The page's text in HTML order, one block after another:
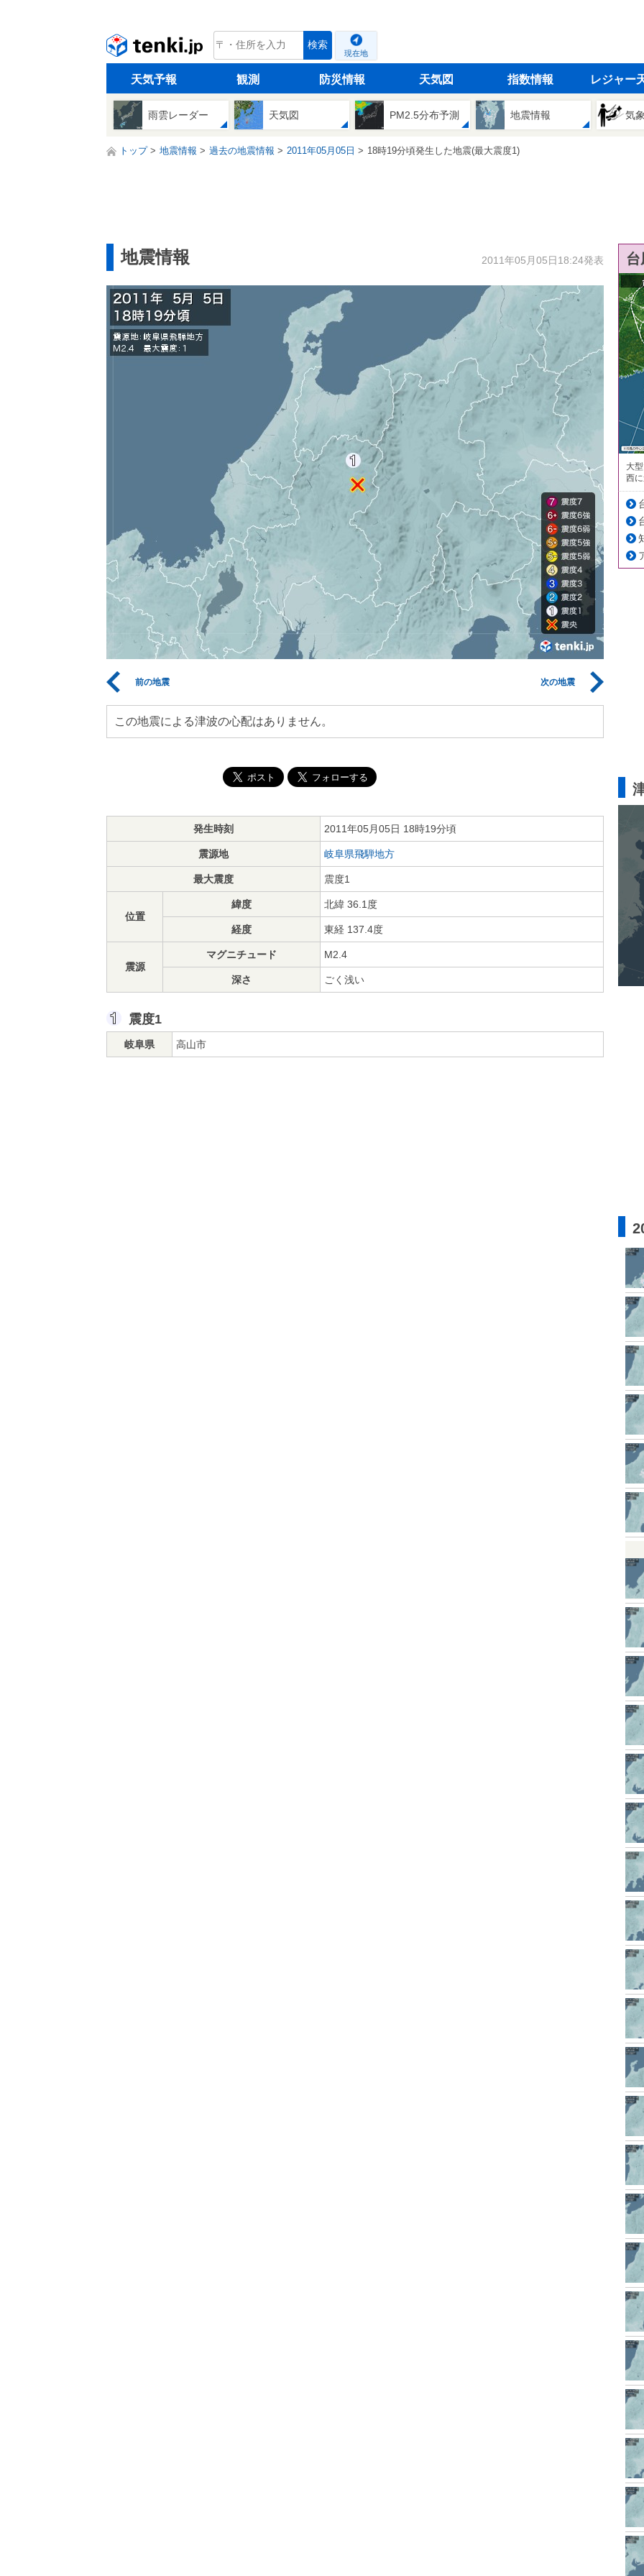
tenki.jp 検索
現在地
天気予報 観測 防災情報 天気図 指数情報 レジャー
雨雲レーダー 天気図 PM2.5分布予測 地震情報 気
トップ 地震情報 過去の地震情報 2011年05月05日 18時19分頃発生した地震(最大震度1)
地震情報 2011年05月05日18:24発表
前の地震 次の地震
この地震による津波の心配はありません。
発生時刻 2011年05月05日 18時19分頃
震源地 岐阜県飛騨地方
最大震度 震度1
位置
緯度 北緯 36.1度
経度 東経 137.4度
震源
マグニチュード M2.4
深さ ごく浅い
震度1
岐阜県 高山市
大
西